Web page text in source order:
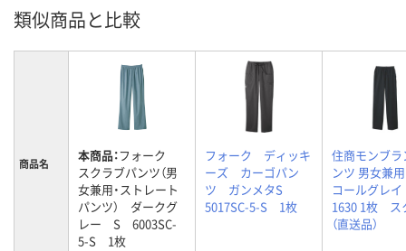
類似商品と比較
商品名 本商品：フォーク
スクラブパンツ（男
女兼用・ストレート
パンツ） ダークグ
レー S 6003SC-
5-S 1枚
フォーク ディッキ
ーズ カーゴパン
ツ ガンメタS
5017SC-5-S 1枚
住商モンブラ
ンツ 男女兼
コールグレイ
1630 1枚 ス
（直送品）